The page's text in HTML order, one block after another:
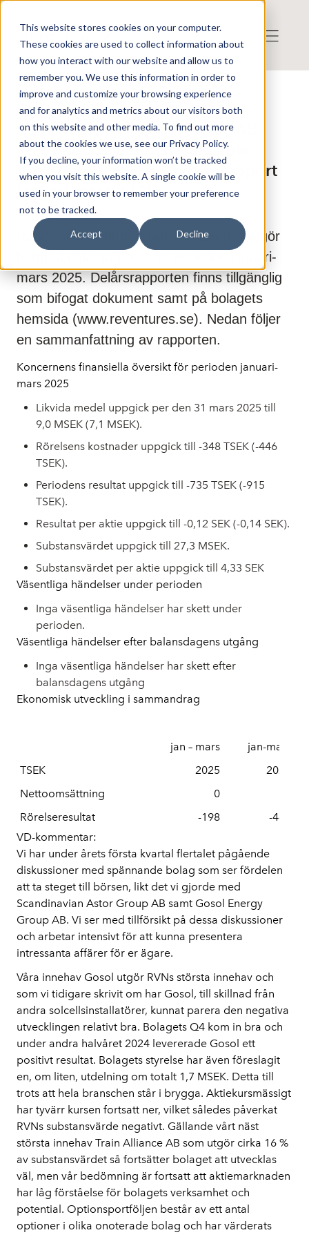
This website stores cookies on your computer.
These cookies are used to collect information about
how you interact with our website and allow us to
remember you. We use this information in order to
improve and customize your browsing experience
and for analytics and metrics about our visitors both
on this website and other media. To find out more
about the cookies we use, see our Privacy Policy.
If you decline, your information won’t be tracked
when you visit this website. A single cookie will be
used in your browser to remember your preference
not to be tracked.
Accept Decline
Press release from Companies
Publicerat: 2025-05-06 07:25:13
Renewable Ventures Nordic AB:
Pressmeddelande: Renewable
Ventures Nordic AB delårsrapport
januari-mars 2025
Renewable Ventures Nordic AB offentliggör
härmed delårsrapport för perioden januari-
mars 2025. Delårsrapporten finns tillgänglig
som bifogat dokument samt på bolagets
hemsida (www.reventures.se). Nedan följer
en sammanfattning av rapporten.
Koncernens finansiella översikt för perioden januari-
mars 2025
Likvida medel uppgick per den 31 mars 2025 till
9,0 MSEK (7,1 MSEK).
Rörelsens kostnader uppgick till -348 TSEK (-446
TSEK).
Periodens resultat uppgick till -735 TSEK (-915
TSEK).
Resultat per aktie uppgick till -0,12 SEK (-0,14 SEK).
Substansvärdet uppgick till 27,3 MSEK.
Substansvärdet per aktie uppgick till 4,33 SEK
Väsentliga händelser under perioden
Inga väsentliga händelser har skett under
perioden.
Väsentliga händelser efter balansdagens utgång
Inga väsentliga händelser har skett efter
balansdagens utgång
Ekonomisk utveckling i sammandrag
jan – mars
jan-mars
TSEK
2025
2024
Nettoomsättning
0
Rörelseresultat
-198
-446
VD-kommentar:
Vi har under årets första kvartal flertalet pågående
diskussioner med spännande bolag som ser fördelen
att ta steget till börsen, likt det vi gjorde med
Scandinavian Astor Group AB samt Gosol Energy
Group AB. Vi ser med tillförsikt på dessa diskussioner
och arbetar intensivt för att kunna presentera
intressanta affärer för er ägare.
Våra innehav Gosol utgör RVNs största innehav och
som vi tidigare skrivit om har Gosol, till skillnad från
andra solcellsinstallatörer, kunnat parera den negativa
utvecklingen relativt bra. Bolagets Q4 kom in bra och
under andra halvåret 2024 levererade Gosol ett
positivt resultat. Bolagets styrelse har även föreslagit
en, om liten, utdelning om totalt 1,7 MSEK. Detta till
trots att hela branschen står i brygga. Aktiekursmässigt
har tyvärr kursen fortsatt ner, vilket således påverkat
RVNs substansvärde negativt. Gällande vårt näst
största innehav Train Alliance AB som utgör cirka 16 %
av substansvärdet så fortsätter bolaget att utvecklas
väl, men vår bedömning är fortsatt att aktiemarknaden
har låg förståelse för bolagets verksamhet och
potential. Optionsportföljen består av ett antal
optioner i olika onoterade bolag och har värderats